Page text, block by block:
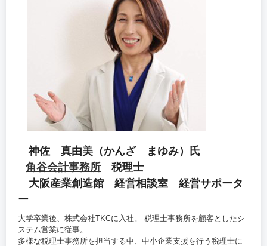
神佐 真由美（かんざ まゆみ）氏
角谷会計事務所 税理士
大阪産業創造館 経営相談室 経営サポータ
ー
大学卒業後、株式会社TKCに入社。 税理士事務所を顧客としたシ
ステム営業に従事。
多様な税理士事務所を担当する中、中小企業支援を行う税理士に